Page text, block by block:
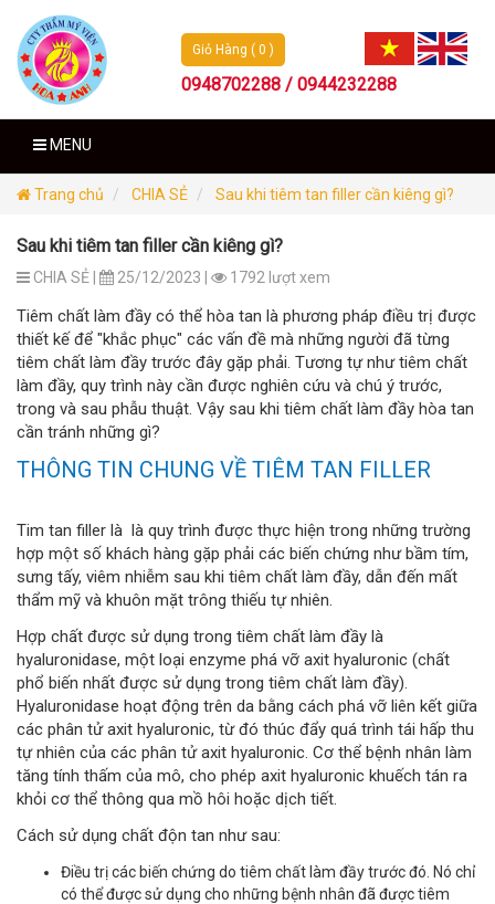
Giỏ Hàng ( 0 )
0948702288 / 0944232288
MENU
Trang chủ CHIA SẺ Sau khi tiêm tan filler cần kiêng gì?
Sau khi tiêm tan filler cần kiêng gì?
CHIA SẺ | 25/12/2023 | 1792 lượt xem
Tiêm chất làm đầy có thể hòa tan là phương pháp điều trị được
thiết kế để "khắc phục" các vấn đề mà những người đã từng
tiêm chất làm đầy trước đây gặp phải. Tương tự như tiêm chất
làm đầy, quy trình này cần được nghiên cứu và chú ý trước,
trong và sau phẫu thuật. Vậy sau khi tiêm chất làm đầy hòa tan
cần tránh những gì?
THÔNG TIN CHUNG VỀ TIÊM TAN FILLER
Tim tan filler là là quy trình được thực hiện trong những trường
hợp một số khách hàng gặp phải các biến chứng như bầm tím,
sưng tấy, viêm nhiễm sau khi tiêm chất làm đầy, dẫn đến mất
thẩm mỹ và khuôn mặt trông thiếu tự nhiên.
Hợp chất được sử dụng trong tiêm chất làm đầy là
hyaluronidase, một loại enzyme phá vỡ axit hyaluronic (chất
phổ biến nhất được sử dụng trong tiêm chất làm đầy).
Hyaluronidase hoạt động trên da bằng cách phá vỡ liên kết giữa
các phân tử axit hyaluronic, từ đó thúc đẩy quá trình tái hấp thu
tự nhiên của các phân tử axit hyaluronic. Cơ thể bệnh nhân làm
tăng tính thấm của mô, cho phép axit hyaluronic khuếch tán ra
khỏi cơ thể thông qua mồ hôi hoặc dịch tiết.
Cách sử dụng chất độn tan như sau:
Điều trị các biến chứng do tiêm chất làm đầy trước đó. Nó chỉ
có thể được sử dụng cho những bệnh nhân đã được tiêm